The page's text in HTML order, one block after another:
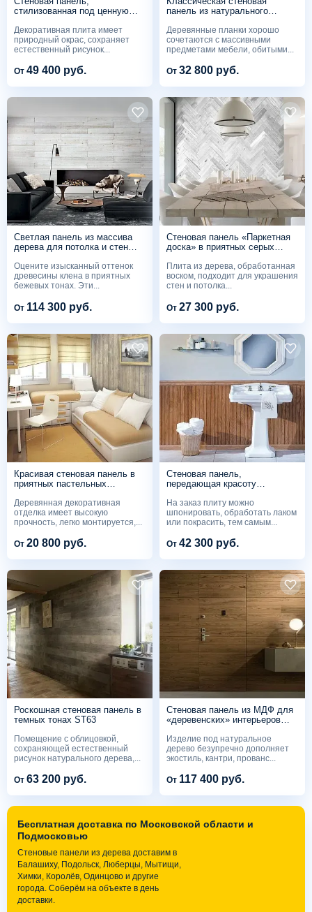
стилизованная под ценную
Декоративная плита имеет
природный окрас, сохраняет
естественный рисунок...
От 49 400 руб.
панель из натурального
Деревянные планки хорошо
сочетаются с массивными
предметами мебели, обитыми...
От 32 800 руб.
Светлая панель из массива
дерева для потолка и стен
Оцените изысканный оттенок
древесины клена в приятных
бежевых тонах. Эти...
От 114 300 руб.
Стеновая панель «Паркетная
доска» в приятных серых
Плита из дерева, обработанная
воском, подходит для украшения
стен и потолка...
От 27 300 руб.
Красивая стеновая панель в
приятных пастельных
Деревянная декоративная
отделка имеет высокую
прочность, легко монтируется,...
От 20 800 руб.
Стеновая панель,
передающая красоту
На заказ плиту можно
шпонировать, обработать лаком
или покрасить, тем самым...
От 42 300 руб.
Роскошная стеновая панель в
темных тонах ST63
Помещение с облицовкой,
сохраняющей естественный
рисунок натурального дерева,...
От 63 200 руб.
Стеновая панель из МДФ для
«деревенских» интерьеров
Изделие под натуральное
дерево безупречно дополняет
экостиль, кантри, прованс...
От 117 400 руб.
Бесплатная доставка по Московской области и
Подмосковью
Стеновые панели из дерева доставим в
Балашиху, Подольск, Люберцы, Мытищи,
Химки, Королёв, Одинцово и другие
города. Соберём на объекте в день
доставки.